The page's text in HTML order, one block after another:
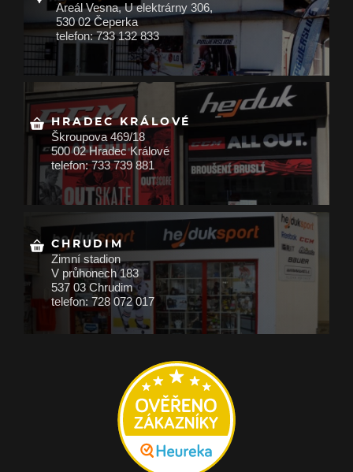
Areál Vesna, U elektrárny 306,
530 02 Čeperka
telefon: 733 132 833
HRADEC KRÁLOVÉ
Škroupova 469/18
500 02 Hradec Králové
telefon: 733 739 881
CHRUDIM
Zimní stadion
V průhonech 183
537 03 Chrudim
telefon: 728 072 017